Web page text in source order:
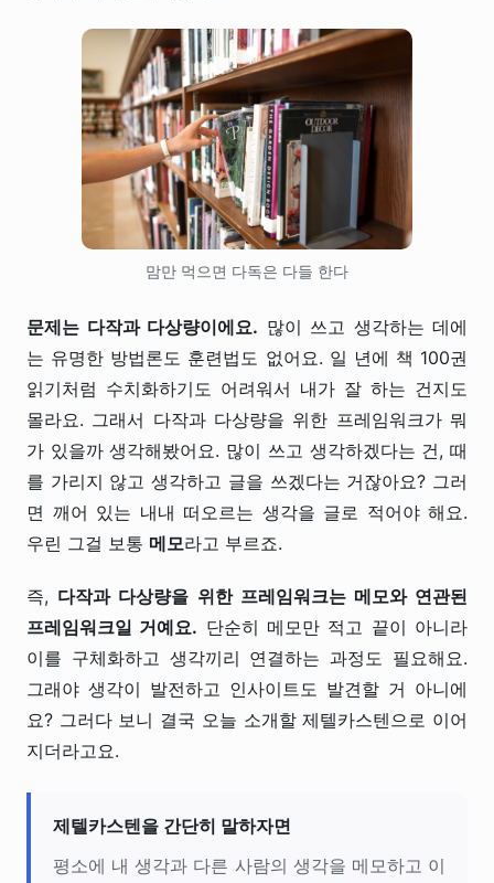
맘만 먹으면 다독은 다들 한다
문제는 다작과 다상량이에요. 많이 쓰고 생각하는 데에
는 유명한 방법론도 훈련법도 없어요. 일 년에 책 100권
읽기처럼 수치화하기도 어려워서 내가 잘 하는 건지도
몰라요. 그래서 다작과 다상량을 위한 프레임워크가 뭐
가 있을까 생각해봤어요. 많이 쓰고 생각하겠다는 건, 때
를 가리지 않고 생각하고 글을 쓰겠다는 거잖아요? 그러
면 깨어 있는 내내 떠오르는 생각을 글로 적어야 해요.
우린 그걸 보통 메모라고 부르죠.
즉, 다작과 다상량을 위한 프레임워크는 메모와 연관된
프레임워크일 거예요. 단순히 메모만 적고 끝이 아니라
이를 구체화하고 생각끼리 연결하는 과정도 필요해요.
그래야 생각이 발전하고 인사이트도 발견할 거 아니에
요? 그러다 보니 결국 오늘 소개할 제텔카스텐으로 이어
지더라고요.
제텔카스텐을 간단히 말하자면
평소에 내 생각과 다른 사람의 생각을 메모하고 이